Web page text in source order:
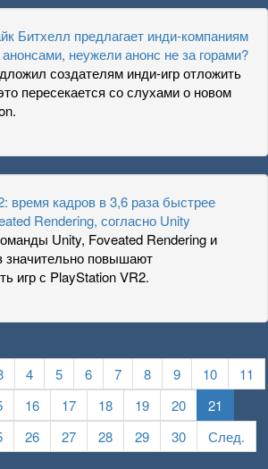
Битхелл предлагает инди-компаниям
неужели анонс не за горами?
создателям инди-игр отложить
пересекается со слухами о новом
время кадров в 3,6 раза быстрее
Rendering, согласно Unity
Unity, Foveated Rendering и
значительно повышают
игр с PlayStation VR2.
4 5 6 7 8 9 10
11
16 17 18 19 20
21
26 27 28 29 30 След.